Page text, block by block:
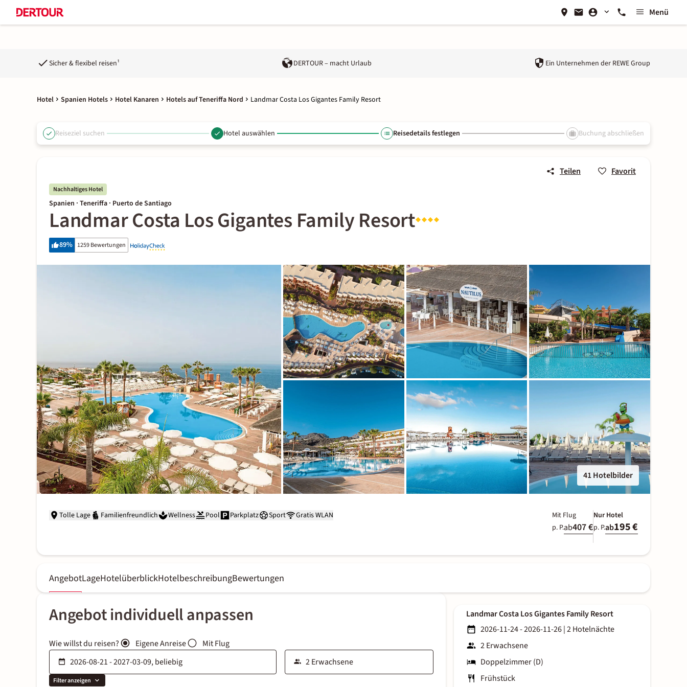
Menü
Sicher & flexibel reisen¹ DERTOUR – macht Urlaub Ein Unternehmen der REWE Group
Hotel Spanien Hotels Hotel Kanaren Hotels auf Teneriffa Nord Landmar Costa Los Gigantes Family Resort
Reiseziel suchen Hotel auswählen Reisedetails festlegen Buchung abschließen
Teilen Favorit
Nachhaltiges Hotel
Spanien · Teneriffa · Puerto de Santiago
Landmar Costa Los Gigantes Family Resort
89% 1259 Bewertungen
41 Hotelbilder
Tolle Lage Familienfreundlich Wellness Pool Parkplatz Sport Gratis WLAN
Mit Flug
p. P.ab407 €
Nur Hotel
p. P.ab195 €
AngebotLageHotelüberblickHotelbeschreibungBewertungen
Angebot individuell anpassen
Wie willst du reisen? Eigene Anreise Mit Flug
Filter anzeigen
Landmar Costa Los Gigantes Family Resort
2026-11-24 - 2026-11-26|2 Hotelnächte
2 Erwachsene
Doppelzimmer (D)
Frühstück